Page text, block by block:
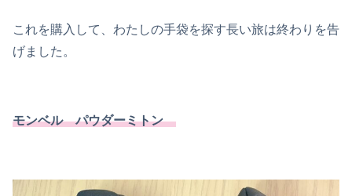
これを購入して、わたしの手袋を探す長い旅は終わりを告
げました。
モンベル パウダーミトン